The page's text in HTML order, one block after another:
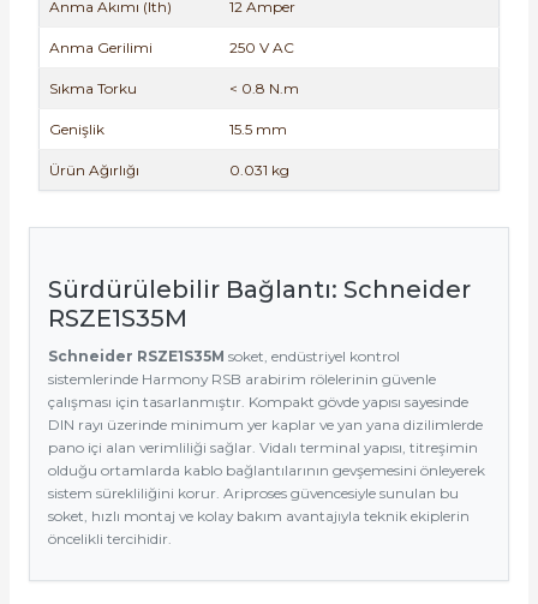
Anma Akımı (Ith) 12 Amper
Anma Gerilimi 250 V AC
Sıkma Torku < 0.8 N.m
Genişlik 15.5 mm
Ürün Ağırlığı 0.031 kg
Sürdürülebilir Bağlantı: Schneider
RSZE1S35M
Schneider RSZE1S35M soket, endüstriyel kontrol
sistemlerinde Harmony RSB arabirim rölelerinin güvenle
çalışması için tasarlanmıştır. Kompakt gövde yapısı sayesinde
DIN rayı üzerinde minimum yer kaplar ve yan yana dizilimlerde
pano içi alan verimliliği sağlar. Vidalı terminal yapısı, titreşimin
olduğu ortamlarda kablo bağlantılarının gevşemesini önleyerek
sistem sürekliliğini korur. Ariproses güvencesiyle sunulan bu
soket, hızlı montaj ve kolay bakım avantajıyla teknik ekiplerin
öncelikli tercihidir.